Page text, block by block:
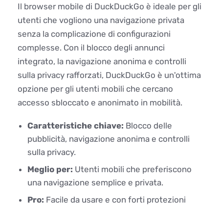
Il browser mobile di DuckDuckGo è ideale per gli
utenti che vogliono una navigazione privata
senza la complicazione di configurazioni
complesse. Con il blocco degli annunci
integrato, la navigazione anonima e controlli
sulla privacy rafforzati, DuckDuckGo è un'ottima
opzione per gli utenti mobili che cercano
accesso sbloccato e anonimato in mobilità.
Caratteristiche chiave: Blocco delle
pubblicità, navigazione anonima e controlli
sulla privacy.
Meglio per: Utenti mobili che preferiscono
una navigazione semplice e privata.
Pro: Facile da usare e con forti protezioni